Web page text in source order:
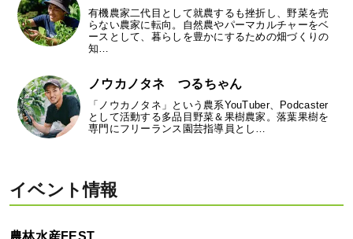
有機農家二代目として就農するも挫折し、野菜を売
らない農家に転向。自然農やパーマカルチャーをベ
ースとして、暮らしを豊かにするための畑づくりの
知…
ノウカノタネ つるちゃん
「ノウカノタネ」という農系YouTuber、Podcaster
として活動する多品目野菜＆果樹農家。落葉果樹を
専門にフリーランス園芸指導員とし…
イベント情報
農林水産FEST